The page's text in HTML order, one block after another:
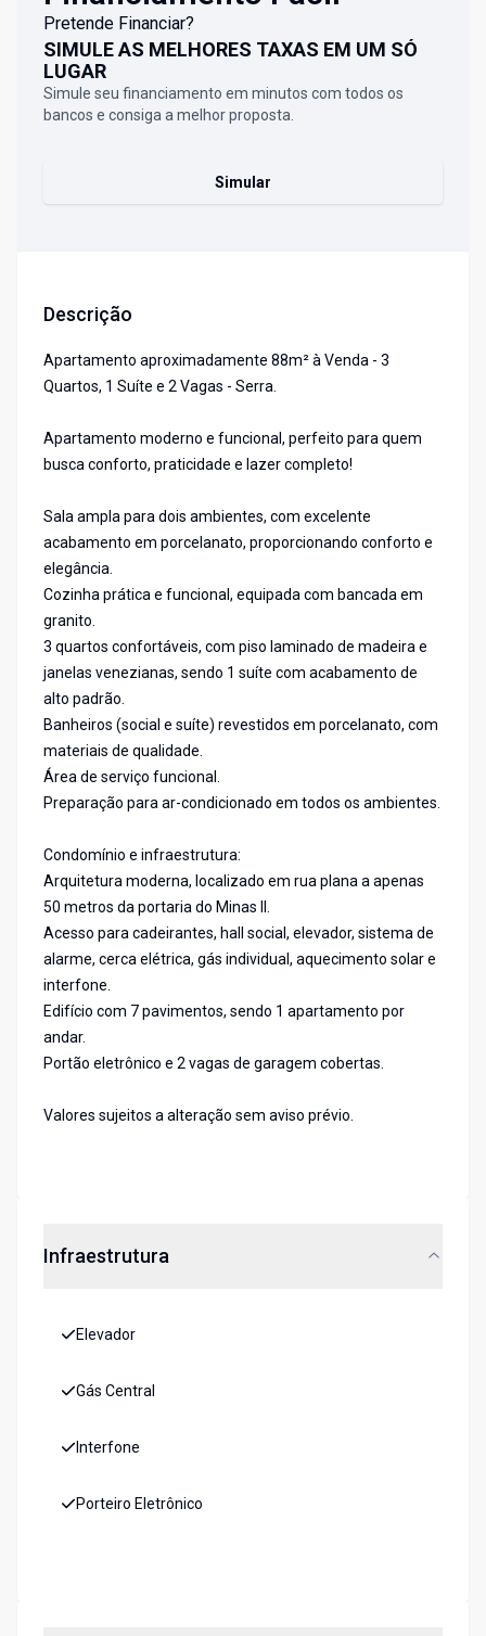
Pretende Financiar?
SIMULE AS MELHORES TAXAS EM UM SÓ
LUGAR
Simule seu financiamento em minutos com todos os
bancos e consiga a melhor proposta.
Simular
Descrição
Apartamento aproximadamente 88m² à Venda - 3
Quartos, 1 Suíte e 2 Vagas - Serra.
Apartamento moderno e funcional, perfeito para quem
busca conforto, praticidade e lazer completo!
Sala ampla para dois ambientes, com excelente
acabamento em porcelanato, proporcionando conforto e
elegância.
Cozinha prática e funcional, equipada com bancada em
granito.
3 quartos confortáveis, com piso laminado de madeira e
janelas venezianas, sendo 1 suíte com acabamento de
alto padrão.
Banheiros (social e suíte) revestidos em porcelanato, com
materiais de qualidade.
Área de serviço funcional.
Preparação para ar-condicionado em todos os ambientes.
Condomínio e infraestrutura:
Arquitetura moderna, localizado em rua plana a apenas
50 metros da portaria do Minas II.
Acesso para cadeirantes, hall social, elevador, sistema de
alarme, cerca elétrica, gás individual, aquecimento solar e
interfone.
Edifício com 7 pavimentos, sendo 1 apartamento por
andar.
Portão eletrônico e 2 vagas de garagem cobertas.
Valores sujeitos a alteração sem aviso prévio.
Infraestrutura
Elevador
Gás Central
Interfone
Porteiro Eletrônico